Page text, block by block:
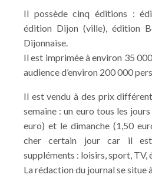
Il possède cinq éditions :
édition Dijon (ville), édition
Dijonnaise.
Il est imprimée à environ 35
audience d’environ 200 000
Il est vendu à des prix
semaine : un euro tous les
euro) et le dimanche (1,50
cher certain jour car il
suppléments : loisirs, sport, TV,
La rédaction du journal se situe